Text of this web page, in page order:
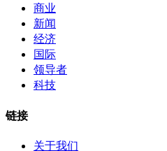
商业
新闻
经济
国际
领导者
科技
链接
关于我们